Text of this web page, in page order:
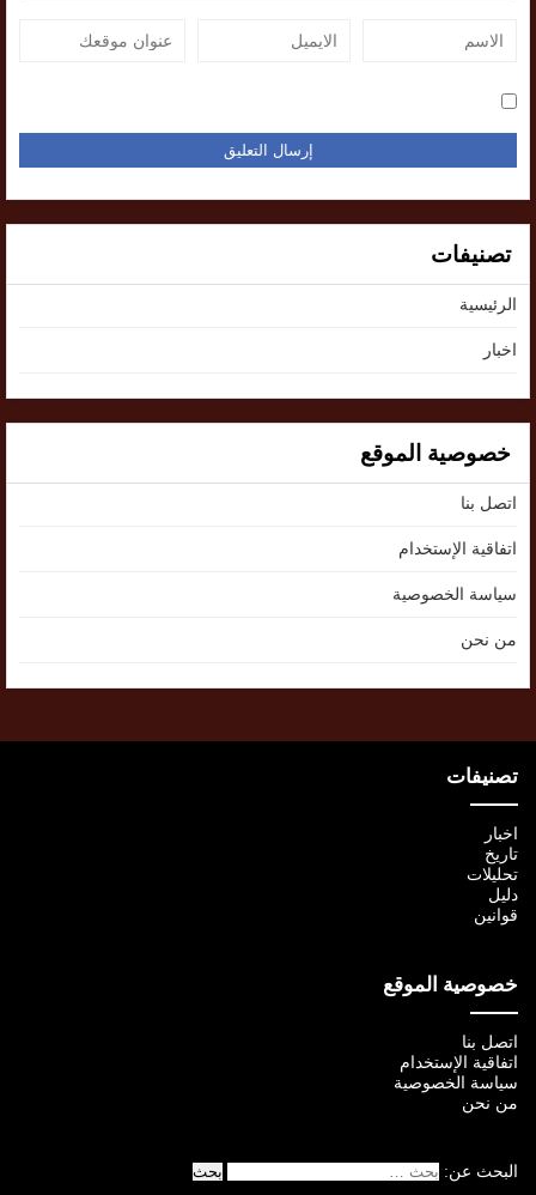
تصنيفات
الرئيسية
اخبار
خصوصية الموقع
اتصل بنا
اتفاقية الإستخدام
سياسة الخصوصية
من نحن
تصنيفات
اخبار
تاريخ
تحليلات
دليل
قوانين
خصوصية الموقع
اتصل بنا
اتفاقية الإستخدام
سياسة الخصوصية
من نحن
البحث عن: